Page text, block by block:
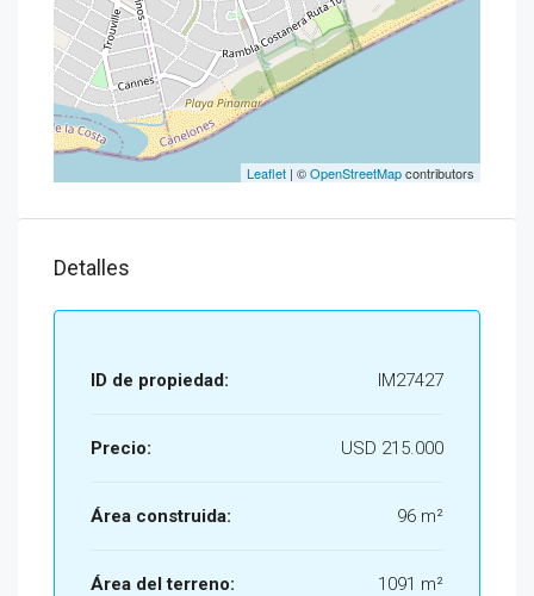
Leaflet | ©OpenStreetMapcontributors
Detalles
ID de propiedad: IM27427
Precio: USD 215.000
Área construida: 96 m²
Área del terreno: 1091 m²